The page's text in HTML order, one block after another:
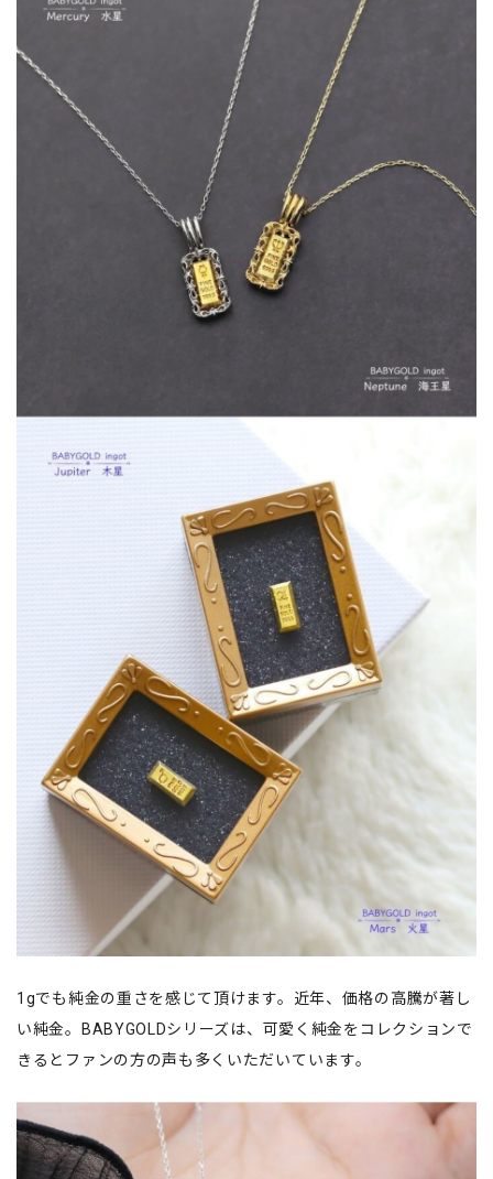
1gでも純金の重さを感じて頂けます。近年、価格の高騰が著し
い純金。BABYGOLDシリーズは、可愛く純金をコレクションで
きるとファンの方の声も多くいただいています。